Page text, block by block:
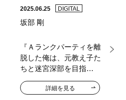
2025.06.25 DIGITAL
坂部 剛
『Ａランクパーティを離
脱した俺は、元教え子た
ちと迷宮深部を目指
す。』オリジナルサウン
ドトラック詳細を見る